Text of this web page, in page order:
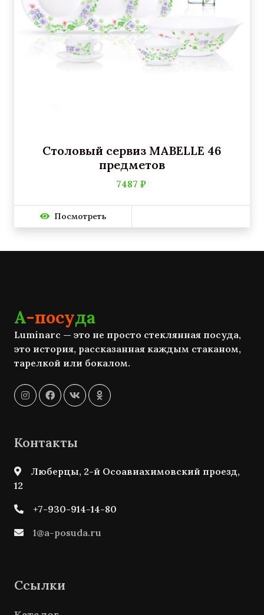
Столовый сервиз MABELLE 46
предметов
7487 ₽
Посмотреть
А-посуда
Luminarc — это не просто стеклянная посуда,
это история, рассказанная каждым стаканом,
тарелкой или бокалом.
Контакты
Люберцы, 2-й Осоавиахимовский проезд,
12
+7-930-914-14-80
1@a-posuda.ru
Ссылки